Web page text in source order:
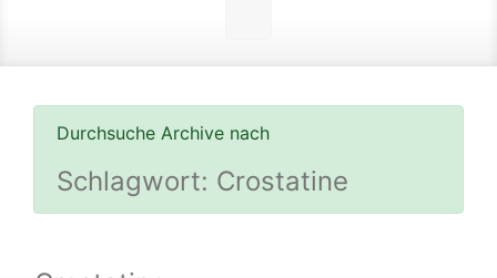
Durchsuche Archive nach
Schlagwort: Crostatine